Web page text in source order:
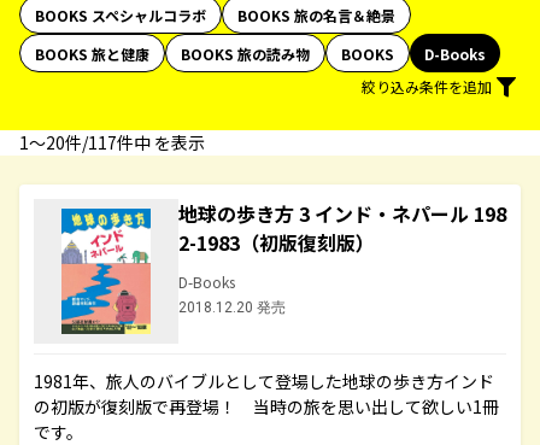
BOOKS スペシャルコラボ
BOOKS 旅の名言＆絶景
BOOKS 旅と健康
BOOKS 旅の読み物 BOOKS
D-Books
絞り込み条件を追加
1〜20件/117件中 を表示
地球の歩き方 3 インド・ネパール 198
2-1983（初版復刻版）
D-Books
2018.12.20 発売
1981年、旅人のバイブルとして登場した地球の歩き方インド
の初版が復刻版で再登場！ 当時の旅を思い出して欲しい1冊
です。